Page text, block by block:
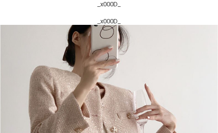
_x000D_
_x000D_